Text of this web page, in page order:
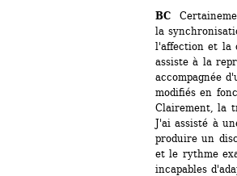
BC
la
l'affection et la
assiste à la
accompagnée
modifiés en
Clairement, la
J'ai assisté à
produire un
et le rythme
incapables